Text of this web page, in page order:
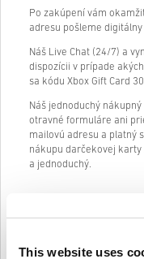
This website uses
Po zakúpení vám
adresu pošleme digitálny
Náš Live Chat (24/7) a
dispozícii v prípade
sa kódu Xbox Gift Card
Náš jednoduchý
otravné formuláre ani
mailovú adresu a platný
nákupu darčekovej karty
a jednoduchý.
Ako to funguje na
Vylúčenie